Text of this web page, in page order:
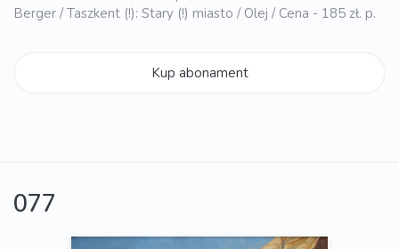
Berger / Taszkent (!): Stary (!) miasto / Olej / Cena - 185 zł. p.
Kup abonament
077